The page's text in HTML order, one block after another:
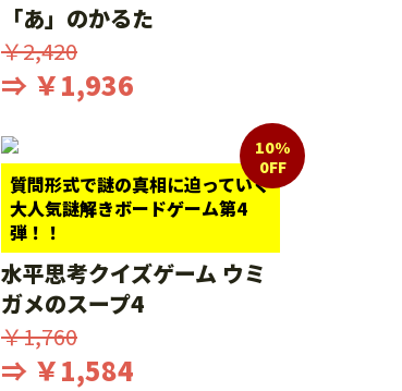
「あ」のかるた
￥2,420
⇒ ￥1,936
質問形式で謎の真相に迫っていく
大人気謎解きボードゲーム第4
弾！！
10%
0FF
水平思考クイズゲーム ウミ
ガメのスープ4
￥1,760
⇒ ￥1,584